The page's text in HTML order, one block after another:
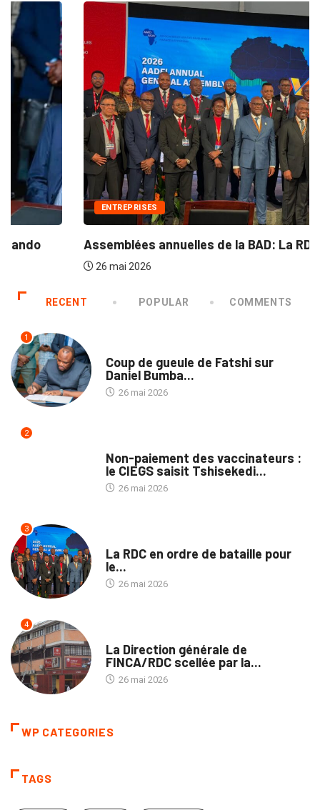
ENTREPRISES
Assemblées annuelles de la BAD: La RDC...
RECENT POPULAR COMMENTS
1
Coup de gueule de Fatshi sur
Daniel Bumba...
26 mai 2026
2
Non-paiement des vaccinateurs :
le CIEGS saisit Tshisekedi...
26 mai 2026
3
La RDC en ordre de bataille pour
le...
26 mai 2026
4
La Direction générale de
FINCA/RDC scellée par la...
26 mai 2026
WP CATEGORIES
TAGS